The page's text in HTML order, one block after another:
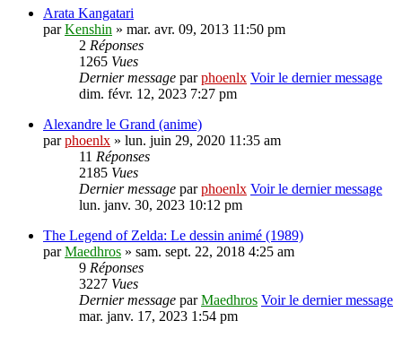
Arata Kangatari
parKenshin » mar. avr. 09, 2013 11:50 pm
2 Réponses
1265 Vues
Dernier message parphoenlx Voir le dernier message
dim. févr. 12, 2023 7:27 pm
Alexandre le Grand (anime)
parphoenlx » lun. juin 29, 2020 11:35 am
11 Réponses
2185 Vues
Dernier message parphoenlx Voir le dernier message
lun. janv. 30, 2023 10:12 pm
The Legend of Zelda: Le dessin animé (1989)
parMaedhros » sam. sept. 22, 2018 4:25 am
9 Réponses
3227 Vues
Dernier message parMaedhros Voir le dernier message
mar. janv. 17, 2023 1:54 pm